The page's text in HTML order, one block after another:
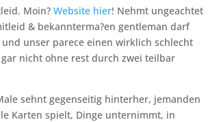
Moin?Website hier! Nehmt ungeachtet
& bekannterma?en gentleman darf
unser parece einen wirklich schlecht
nicht ohne rest durch zwei teilbar
sehnt gegenseitig hinterher, jemanden
Karten spielt, Dinge unternimmt, in